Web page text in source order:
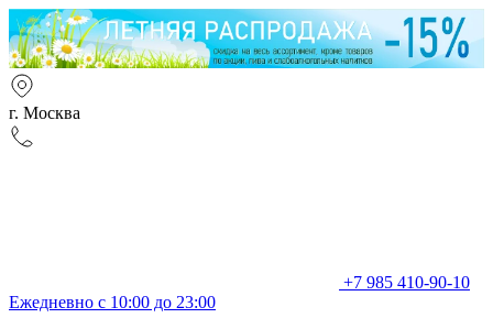
г. Москва
+7 985 410-90-10
Ежедневно с 10:00 до 23:00